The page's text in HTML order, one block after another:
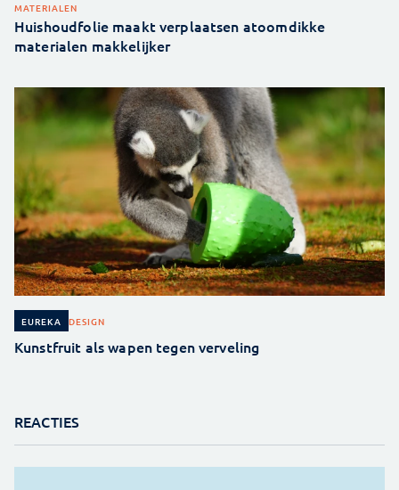
MATERIALEN
Huishoudfolie maakt verplaatsen atoomdikke
materialen makkelijker
EUREKA DESIGN
Kunstfruit als wapen tegen verveling
REACTIES